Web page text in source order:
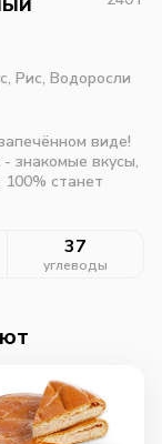
Рис, Водоросли
виде!
знакомые вкусы,
станет
37
углеводы